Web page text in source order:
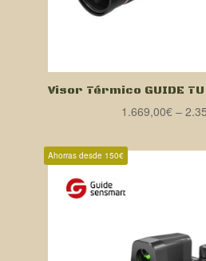
Visor Térmico GUIDE TU
1.669,00€–
Ahorras desde 150€